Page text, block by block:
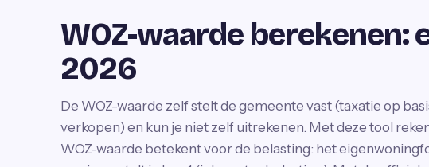
WOZ-waarde
2026
De WOZ-waarde zelf stelt de gemeente vast (taxatie op
verkopen) en kun je niet zelf uitrekenen. Met deze tool
WOZ-waarde betekent voor de belasting: het